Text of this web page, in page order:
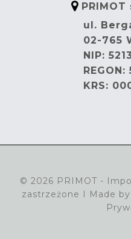
ul.
02-765
NIP:
KRS:
© 2026 PRIMOT -
zastrzeżone I Made by